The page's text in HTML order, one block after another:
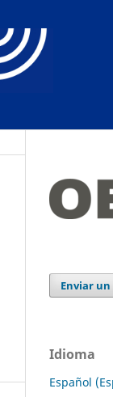
Enviar
Idioma
Español